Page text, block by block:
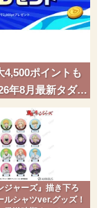
4,500ポイントも
年8月最新タダポ
ジャーズ』描き下ろ
ルシャツver.グッズ！